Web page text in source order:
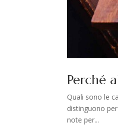
Perché
Quali sono le
distinguono
note per...